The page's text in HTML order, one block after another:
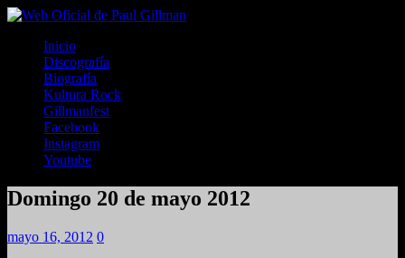
Inicio
Discografía
Biografía
Kultura Rock
Gillmanfest
Facebook
Instagram
Youtube
Domingo 20 de mayo 2012
mayo 16, 2012 0